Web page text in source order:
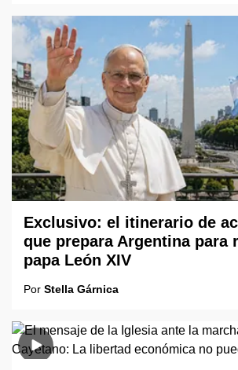
Exclusivo: el itinerario de
que prepara Argentina para
papa León XIV
Por Stella Gárnica